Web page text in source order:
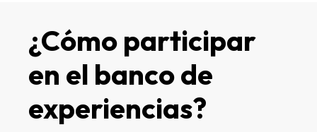
¿Cómo participar
en el banco de
experiencias?